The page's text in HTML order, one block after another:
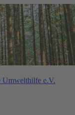
Umwelthilfe e.V.